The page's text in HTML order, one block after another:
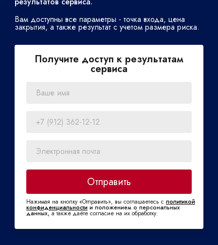
Получите доступ к результатам
сервиса
Вам доступны все параметры - точка входа, цена
закрытия, а также результат с учетом размера риска.
Отправить
Нажимая на кнопку «Отправить», вы соглашаетесь с политикой
конфиденциальности и положением о персональных
данных,а также даёте согласие на их обработку.